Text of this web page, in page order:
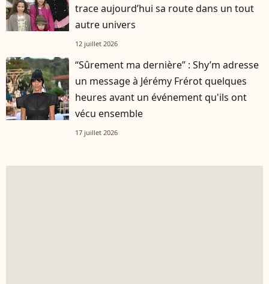
trace aujourd’hui sa route dans un tout
autre univers
12 juillet 2026
“Sûrement ma dernière” : Shy’m adresse
un message à Jérémy Frérot quelques
heures avant un événement qu'ils ont
vécu ensemble
17 juillet 2026